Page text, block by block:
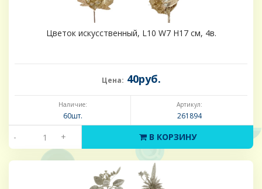
Цветок искусственный, L10 W7 H17 см, 4в.
Цена: 40руб.
Наличие:
60шт.
Артикул:
261894
- + В КОРЗИНУ